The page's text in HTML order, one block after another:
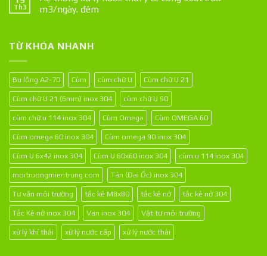
Th3
m3/ngày. đêm
TỪ KHÓA NHANH
Bu lông A2-70 Cùm cùm chữ U Cùm chữ U 21
Cùm chữ U 21 (6mm) inox 304 cùm chữ U 90
cùm chữ u 114 inox 304 Cùm Omega Cùm OMEGA 60
Cùm omega 60 inox 304 Cùm omega 90 inox 304
Cùm U 6x42 inox 304 Cùm U 60x60 inox 304 cùm u 114 inox 304
moitruongmientrung.com Tán (Đai Ốc) inox 304
Tư vấn môi trường tắc kê M8x80 tắc kê nở tắc kê nở 304
Tắc Kê nở inox 304 Van inox 304 Vật tư môi trường
xử lý khí thải xử lý nước cấp xử lý nước thải